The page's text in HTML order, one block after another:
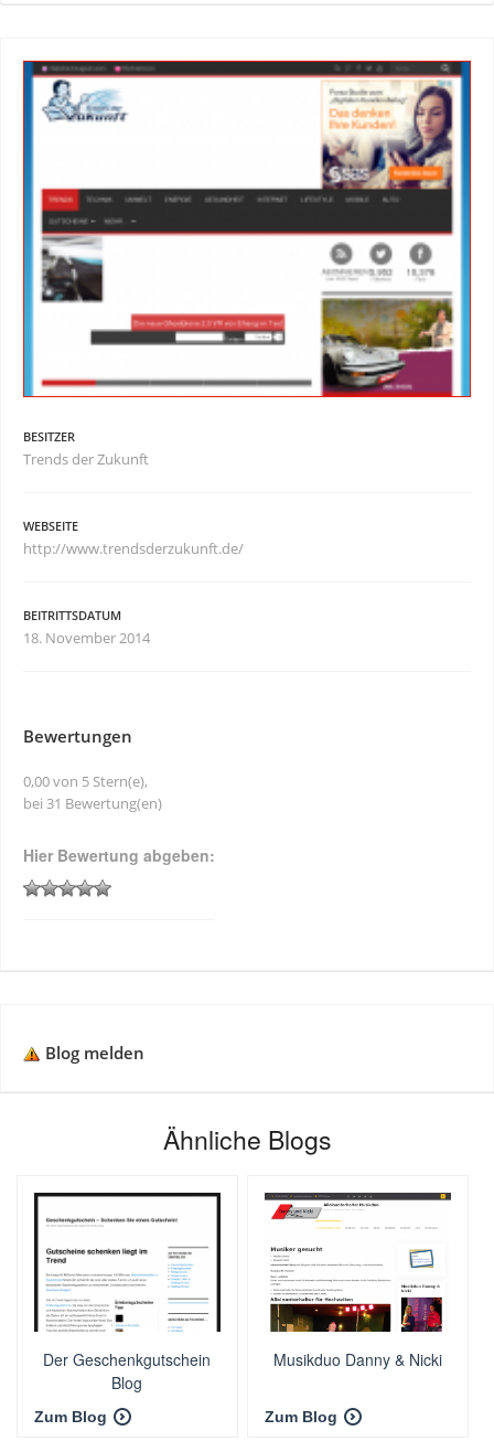
BESITZER
Trends der Zukunft
WEBSEITE
http://www.trendsderzukunft.de/
BEITRITTSDATUM
18. November 2014
Bewertungen
0,00 von 5 Stern(e),
bei 31 Bewertung(en)
Hier Bewertung abgeben:
Blog melden
Ähnliche Blogs
Der Geschenkgutschein
Blog
Zum Blog
Musikduo Danny & Nicki
Zum Blog